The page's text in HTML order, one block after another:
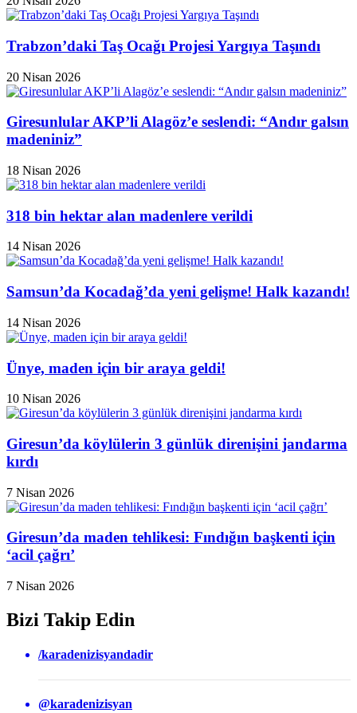
Trabzon’daki Taş Ocağı Projesi Yargıya Taşındı
20 Nisan 2026
Giresunlular AKP’li Alagöz’e seslendi: “Andır galsın
madeniniz”
18 Nisan 2026
318 bin hektar alan madenlere verildi
14 Nisan 2026
Samsun’da Kocadağ’da yeni gelişme! Halk kazandı!
14 Nisan 2026
Ünye, maden için bir araya geldi!
10 Nisan 2026
Giresun’da köylülerin 3 günlük direnişini jandarma
kırdı
7 Nisan 2026
Giresun’da maden tehlikesi: Fındığın başkenti için
‘acil çağrı’
7 Nisan 2026
Bizi Takip Edin
/karadenizisyandadir
@karadenizisyan